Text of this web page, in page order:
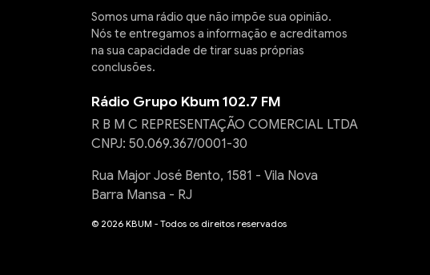
Somos uma rádio que não impõe sua opinião.
Nós te entregamos a informação e acreditamos
na sua capacidade de tirar suas próprias
conclusões.
Rádio Grupo Kbum 102.7 FM
R B M C REPRESENTAÇÃO COMERCIAL LTDA
CNPJ: 50.069.367/0001-30
Rua Major José Bento, 1581 - Vila Nova
Barra Mansa - RJ
© 2026 KBUM - Todos os direitos reservados